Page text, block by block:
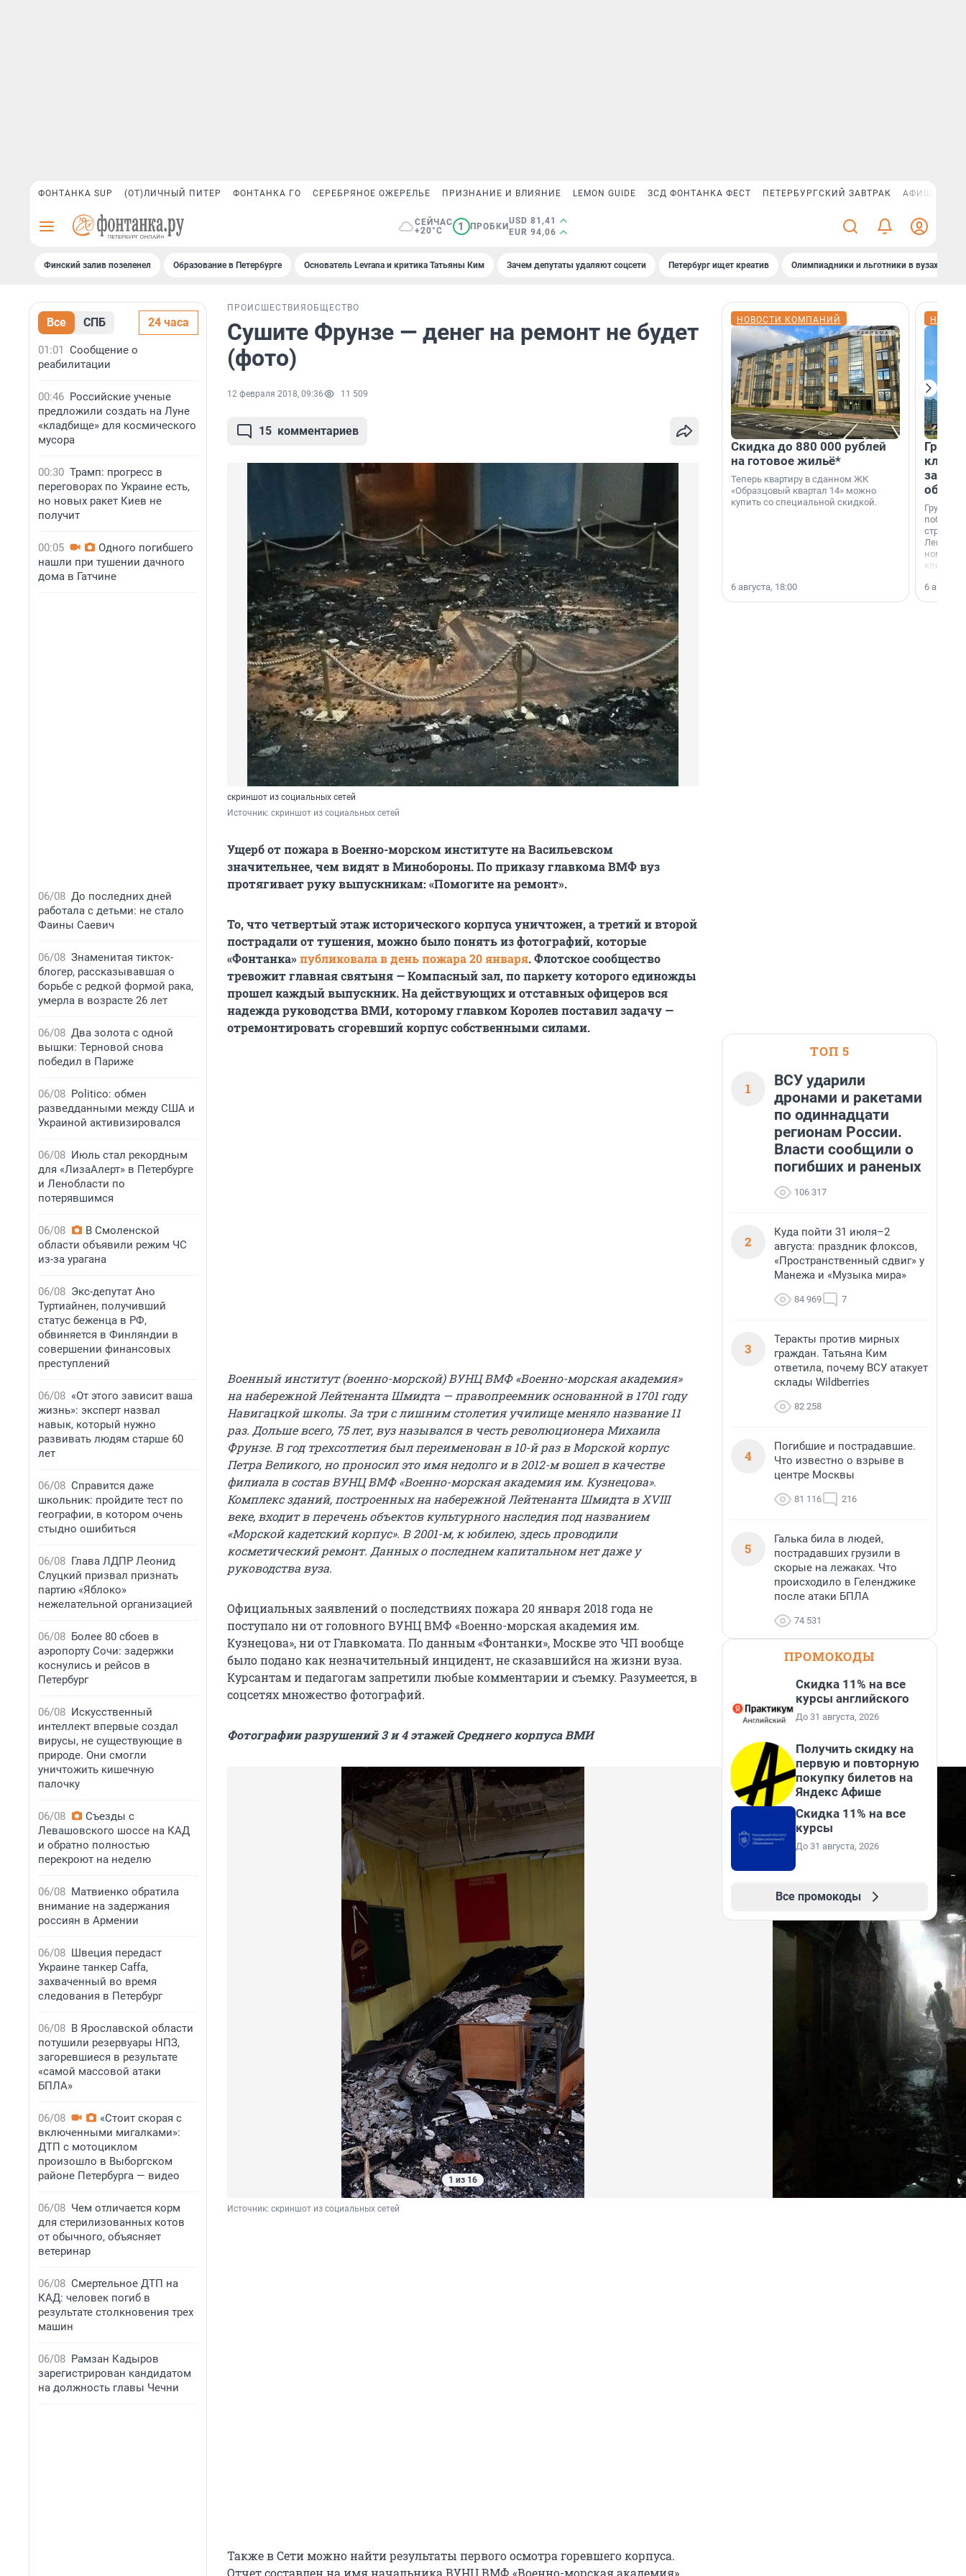
ФОНТАНКА SUP (ОТ)ЛИЧНЫЙ ПИТЕР ФОНТАНКА ГО СЕРЕБРЯНОЕ ОЖЕРЕЛЬЕ ПРИЗНАНИЕ И ВЛИЯНИЕ LEMON GUIDE ЗСД ФОНТАНКА ФЕСТ ПЕТЕРБУРГСКИЙ ЗАВТРАК АФИША PLUS
СЕЙЧАС
+20°C
1 ПРОБКИ
USD 81,41
EUR 94,06
Финский залив позеленел Образование в Петербурге Основатель Levrana и критика Татьяны Ким Зачем депутаты удаляют соцсети Петербург ищет креатив Олимпиадники и льготники в вузах СПб
Все СПБ 24 часа
01:01 Сообщение о
реабилитации
00:46 Российские ученые
предложили создать на Луне
«кладбище» для космического
мусора
00:30 Трамп: прогресс в
переговорах по Украине есть,
но новых ракет Киев не
получит
00:05
Одного погибшего
нашли при тушении дачного
дома в Гатчине
06/08 До последних дней
работала с детьми: не стало
Фаины Саевич
06/08 Знаменитая тикток-
блогер, рассказывавшая о
борьбе с редкой формой рака,
умерла в возрасте 26 лет
06/08 Два золота с одной
вышки: Терновой снова
победил в Париже
06/08 Politico: обмен
разведданными между США и
Украиной активизировался
06/08 Июль стал рекордным
для «ЛизаАлерт» в Петербурге
и Ленобласти по
потерявшимся
06/08
В Смоленской
области объявили режим ЧС
из-за урагана
06/08 Экс-депутат Ано
Туртиайнен, получивший
статус беженца в РФ,
обвиняется в Финляндии в
совершении финансовых
преступлений
06/08 «От этого зависит ваша
жизнь»: эксперт назвал
навык, который нужно
развивать людям старше 60
лет
06/08 Справится даже
школьник: пройдите тест по
географии, в котором очень
стыдно ошибиться
06/08 Глава ЛДПР Леонид
Слуцкий призвал признать
партию «Яблоко»
нежелательной организацией
06/08 Более 80 сбоев в
аэропорту Сочи: задержки
коснулись и рейсов в
Петербург
06/08 Искусственный
интеллект впервые создал
вирусы, не существующие в
природе. Они смогли
уничтожить кишечную
палочку
06/08
Съезды с
Левашовского шоссе на КАД
и обратно полностью
перекроют на неделю
06/08 Матвиенко обратила
внимание на задержания
россиян в Армении
06/08 Швеция передаст
Украине танкер Caffa,
захваченный во время
следования в Петербург
06/08 В Ярославской области
потушили резервуары НПЗ,
загоревшиеся в результате
«самой массовой атаки
БПЛА»
06/08
«Стоит скорая с
включенными мигалками»:
ДТП с мотоциклом
произошло в Выборгском
районе Петербурга — видео
06/08 Чем отличается корм
для стерилизованных котов
от обычного, объясняет
ветеринар
06/08 Смертельное ДТП на
КАД: человек погиб в
результате столкновения трех
машин
06/08 Рамзан Кадыров
зарегистрирован кандидатом
на должность главы Чечни
ПРОИСШЕСТВИЯ ОБЩЕСТВО
Сушите Фрунзе — денег на ремонт не будет
(фото)
12 февраля 2018, 09:36 11 509
15 комментариев
скриншот из социальных сетей
Источник: скриншот из социальных сетей
Ущерб от пожара в Военно-морском институте на Васильевском
значительнее, чем видят в Минобороны. По приказу главкома ВМФ вуз
протягивает руку выпускникам: «Помогите на ремонт».
То, что четвертый этаж исторического корпуса уничтожен, а третий и второй
пострадали от тушения, можно было понять из фотографий, которые
«Фонтанка»публиковала в день пожара 20 января. Флотское сообщество
тревожит главная святыня — Компасный зал, по паркету которого единожды
прошел каждый выпускник. На действующих и отставных офицеров вся
надежда руководства ВМИ, которому главком Королев поставил задачу —
отремонтировать сгоревший корпус собственными силами.
Военный институт (военно-морской) ВУНЦ ВМФ «Военно-морская академия»
на набережной Лейтенанта Шмидта — правопреемник основанной в 1701 году
Навигацкой школы. За три с лишним столетия училище меняло название 11
раз. Дольше всего, 75 лет, вуз назывался в честь революционера Михаила
Фрунзе. В год трехсотлетия был переименован в 10-й раз в Морской корпус
Петра Великого, но проносил это имя недолго и в 2012-м вошел в качестве
филиала в состав ВУНЦ ВМФ «Военно-морская академия им. Кузнецова».
Комплекс зданий, построенных на набережной Лейтенанта Шмидта в XVIII
веке, входит в перечень объектов культурного наследия под названием
«Морской кадетский корпус». В 2001-м, к юбилею, здесь проводили
косметический ремонт. Данных о последнем капитальном нет даже у
руководства вуза.
Официальных заявлений о последствиях пожара 20 января 2018 года не
поступало ни от головного ВУНЦ ВМФ «Военно-морская академия им.
Кузнецова», ни от Главкомата. По данным «Фонтанки», Москве это ЧП вообще
было подано как незначительный инцидент, не сказавшийся на жизни вуза.
Курсантам и педагогам запретили любые комментарии и съемку. Разумеется, в
соцсетях множество фотографий.
Фотографии разрушений 3 и 4 этажей Среднего корпуса ВМИ
1 из 16
Источник: скриншот из социальных сетей
Также в Сети можно найти результаты первого осмотра горевшего корпуса.
Отчет составлен на имя начальника ВУНЦ ВМФ «Военно-морская академия»,
НОВОСТИ КОМПАНИЙ
Скидка до 880 000 рублей
на готовое жильё*
Теперь квартиру в сданном ЖК
«Образцовый квартал 14» можно
купить со специальной скидкой.
6 августа, 18:00
Группа
области».
6
ТОП 5
1
ВСУ ударили
дронами и ракетами
по одиннадцати
регионам России.
Власти сообщили о
погибших и раненых
106 317
2
Куда пойти 31 июля–2
августа: праздник флоксов,
«Пространственный сдвиг» у
Манежа и «Музыка мира»
84 969 7
3
Теракты против мирных
граждан. Татьяна Ким
ответила, почему ВСУ атакует
склады Wildberries
82 258
4
Погибшие и пострадавшие.
Что известно о взрыве в
центре Москвы
81 116 216
5
Галька била в людей,
пострадавших грузили в
скорые на лежаках. Что
происходило в Геленджике
после атаки БПЛА
74 531
ПРОМОКОДЫ
Скидка 11% на все
курсы английского
До 31 августа, 2026
Получить скидку на
первую и повторную
покупку билетов на
Яндекс Афише
Скидка 11% на все
курсы
До 31 августа, 2026
Все промокоды